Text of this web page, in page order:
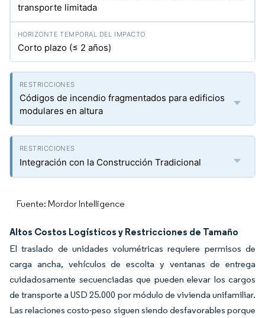
transporte limitada
Corto plazo (≤ 2 años)
Códigos de incendio fragmentados para edificios
modulares en altura
Integración con la Construcción Tradicional
Fuente: Mordor Intelligence
Altos Costos Logísticos y Restricciones de Tamaño
El traslado de unidades volumétricas requiere permisos de
carga ancha, vehículos de escolta y ventanas de entrega
cuidadosamente secuenciadas que pueden elevar los cargos
de transporte a USD 25.000 por módulo de vivienda unifamiliar.
Las relaciones costo-peso siguen siendo desfavorables porque